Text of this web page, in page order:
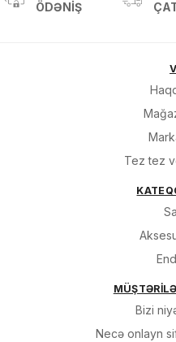
ÖDƏNIŞ
Tez tez
Bizi
Necə onlayn